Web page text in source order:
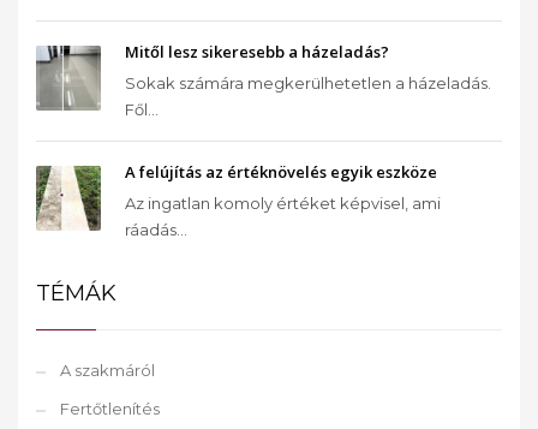
Mitől lesz sikeresebb a házeladás?
Sokak számára megkerülhetetlen a házeladás.
Fől...
A felújítás az értéknövelés egyik eszköze
Az ingatlan komoly értéket képvisel, ami
ráadás...
TÉMÁK
A szakmáról
Fertőtlenítés